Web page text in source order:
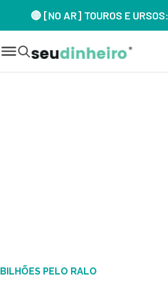
🔴 [NO AR] TOUROS E URSOS:
BILHÕES PELO RALO